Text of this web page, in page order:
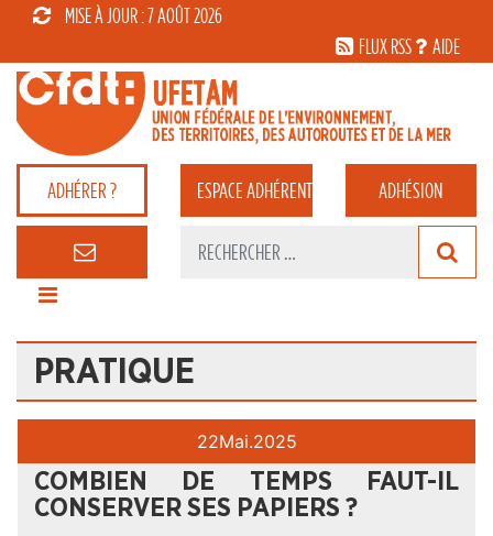
MISE À JOUR : 7 AOÛT 2026
FLUX RSS
AIDE
ADHÉRER ? ESPACEADHÉRENT ADHÉSION
PRATIQUE
22Mai.2025
COMBIEN DE TEMPS FAUT-IL
CONSERVER SES PAPIERS ?